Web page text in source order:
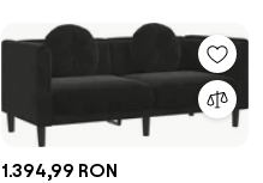
1.394,99 RON